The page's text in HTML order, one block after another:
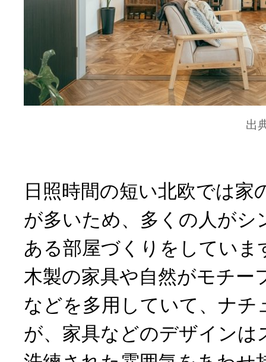
出
日照時間の短い北欧では家
が多いため、多くの人がシ
ある部屋づくりをしていま
木製の家具や自然がモチー
などを多用していて、ナチ
が、家具などのデザインは